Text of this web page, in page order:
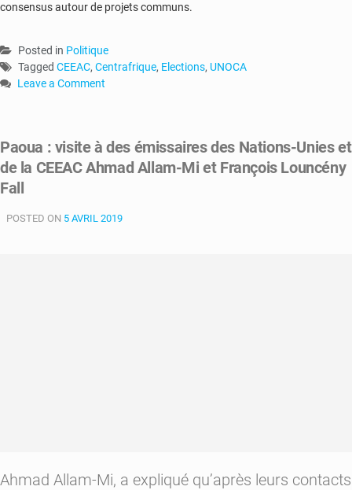
consensus autour de projets communs.
Posted in Politique
Tagged CEEAC, Centrafrique, Elections, UNOCA
Leave a Comment
la
CEEAC
et
appellent
Paoua : visite à des émissaires des Nations-Unies et
de la CEEAC Ahmad Allam-Mi et François Louncény
Fall
POSTED ON 5 AVRIL 2019
Ahmad Allam-Mi, a expliqué qu’après leurs contacts